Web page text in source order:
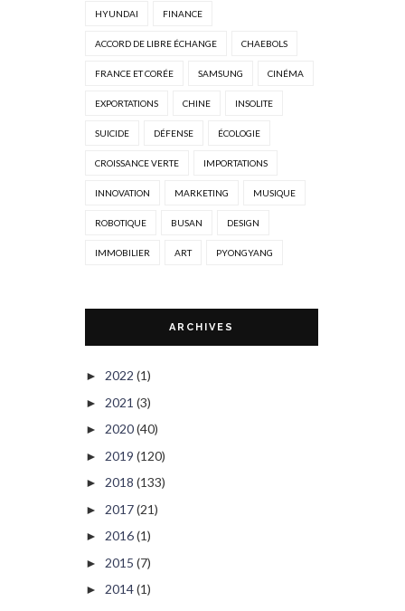
HYUNDAI FINANCE
ACCORD DE LIBRE ÉCHANGE CHAEBOLS
FRANCE ET CORÉE SAMSUNG CINÉMA
EXPORTATIONS CHINE INSOLITE
SUICIDE DÉFENSE ÉCOLOGIE
CROISSANCE VERTE IMPORTATIONS
INNOVATION MARKETING MUSIQUE
ROBOTIQUE BUSAN DESIGN
IMMOBILIER ART PYONGYANG
ARCHIVES
► 2022 (1)
► 2021 (3)
► 2020(40)
► 2019 (120)
► 2018 (133)
► 2017(21)
► 2016(1)
► 2015 (7)
► 2014(1)